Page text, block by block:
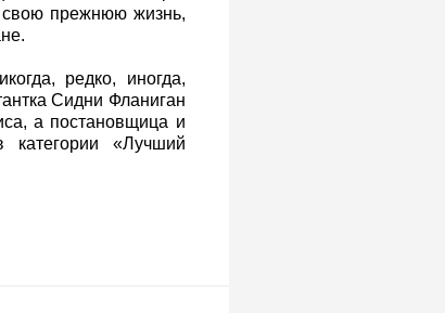
свою прежнюю жизнь,
редко, иногда,
Сидни Фланиган
а постановщица и
«Лучший